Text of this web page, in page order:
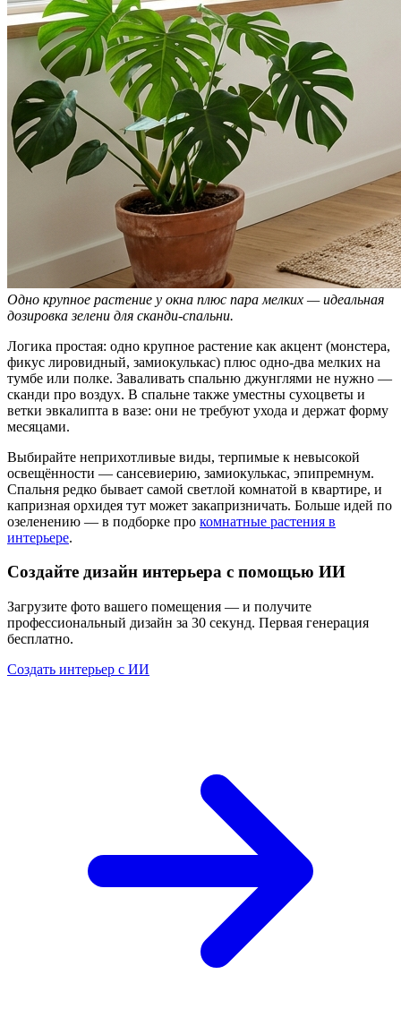
Одно крупное растение у окна плюс пара мелких — идеальная
дозировка зелени для сканди-спальни.
Логика простая: одно крупное растение как акцент (монстера,
фикус лировидный, замиокулькас) плюс одно-два мелких на
тумбе или полке. Заваливать спальню джунглями не нужно —
сканди про воздух. В спальне также уместны сухоцветы и
ветки эвкалипта в вазе: они не требуют ухода и держат форму
месяцами.
Выбирайте неприхотливые виды, терпимые к невысокой
освещённости — сансевиерию, замиокулькас, эпипремнум.
Спальня редко бывает самой светлой комнатой в квартире, и
капризная орхидея тут может закапризничать. Больше идей по
озеленению — в подборке про комнатные растения в
интерьере.
Создайте дизайн интерьера с помощью ИИ
Загрузите фото вашего помещения — и получите
профессиональный дизайн за 30 секунд. Первая генерация
бесплатно.
Создать интерьер с ИИ